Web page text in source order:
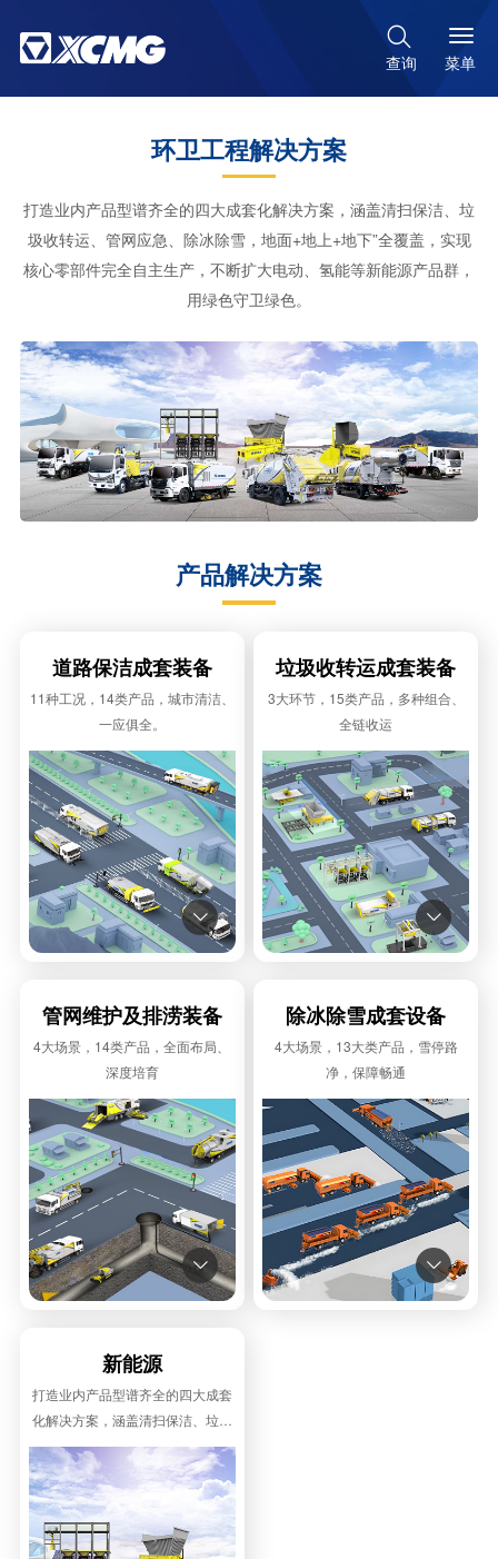

查询 菜单
环卫工程解决方案
打造业内产品型谱齐全的四大成套化解决方案，涵盖清扫保洁、垃
圾收转运、管网应急、除冰除雪，地面+地上+地下”全覆盖，实现
核心零部件完全自主生产，不断扩大电动、氢能等新能源产品群，
用绿色守卫绿色。
产品解决方案
道路保洁成套装备
11种工况，14类产品，城市清洁、
一应俱全。

垃圾收转运成套装备
3大环节，15类产品，多种组合、
全链收运

管网维护及排涝装备
4大场景，14类产品，全面布局、
深度培育

除冰除雪成套设备
4大场景，13大类产品，雪停路
净，保障畅通

新能源
打造业内产品型谱齐全的四大成套
化解决方案，涵盖清扫保洁、垃圾
收转运、管网应急、除冰除雪，地
面+地上+地下”全覆盖，实现核心
零部件完全自主生产，不断扩大电
动、氢能等新能源产品群，用绿色
守卫绿色。